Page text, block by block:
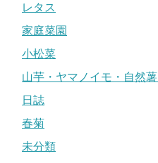
レタス
家庭菜園
小松菜
山芋・ヤマノイモ・自然
日誌
春菊
未分類